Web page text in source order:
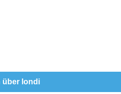
über londi